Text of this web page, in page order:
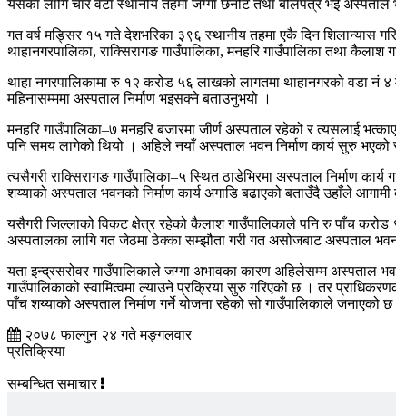
यसका लागि चार वटा स्थानीय तहमा जग्गा छनोट तथा बोलपत्र भई
गत वर्ष मङ्सिर १५ गते देशभरिका ३९६ स्थानीय तहमा एकै दिन शिलान्यास
थाहानगरपालिका, राक्सिरागङ गाउँपालिका, मनहरि गाउँपालिका तथा कैलाश
थाहा नगरपालिकामा रु १२ करोड ५६ लाखको लागतमा थाहानगरको वडा नं
महिनासम्ममा अस्पताल निर्माण भइसक्ने बताउनुभयो ।
मनहरि गाउँपालिका–७ मनहरि बजारमा जीर्ण अस्पताल रहेको र त्यसलाई
पनि समय लागेको थियो । अहिले नयाँ अस्पताल भवन निर्माण कार्य सुरु भएको
त्यसैगरी राक्सिरागङ गाउँपालिका–५ स्थित ठाडेभिरमा अस्पताल निर्माण
शय्याको अस्पताल भवनको निर्माण कार्य अगाडि बढाएको बताउँदै उहाँले आगामी
यसैगरी जिल्लाको विकट क्षेत्र रहेको कैलाश गाउँपालिकाले पनि रु पाँच
अस्पतालका लागि गत जेठमा ठेक्का सम्झौता गरी गत असोजबाट अस्पताल
यता इन्द्रसरोवर गाउँपालिकाले जग्गा अभावका कारण अहिलेसम्म अस्पताल
गाउँपालिकाको स्वामित्वमा ल्याउने प्रक्रिया सुरु गरिएको छ । तर
पाँच शय्याको अस्पताल निर्माण गर्ने योजना रहेको सो गाउँपालिकाले जनाएको छ
२०७८ फाल्गुन २४ गते मङ्गलवार
प्रतिक्रिया
सम्बन्धित समाचार